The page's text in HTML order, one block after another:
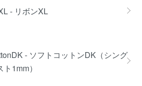
- リボンXL
- ソフトコットンDK（シング
1mm）